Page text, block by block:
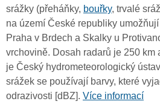
srážky (přeháňky, bouřky, trvalé
na území České republiky
Praha v Brdech a Skalky u
vrchovině. Dosah radarů je 250 km
je Český hydrometeorologický
srážek se používají barvy, které
odrazivosti [dBZ]. Více informací